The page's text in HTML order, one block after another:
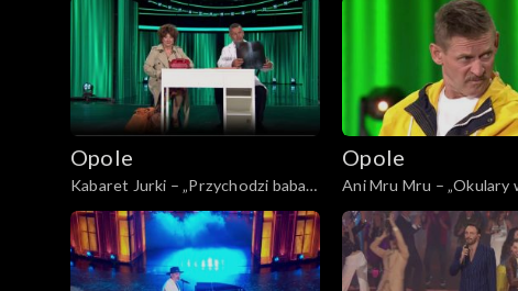
Jacka Cygana”
Opole
Kabaret Jurki – „Przychodzi baba
do lekarza”. 62. KFPP:
„KabareTYM”
Opole
Ani Mru Mru – „Okulary
62. KFPP: „KabareTYM”